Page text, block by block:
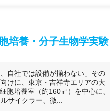
培養・分子生物学実験
自社では設備が揃わない」その
けに、東京・吉祥寺エリアの大
胞培養室（約160㎡）を中心に、
サイクラー、微...